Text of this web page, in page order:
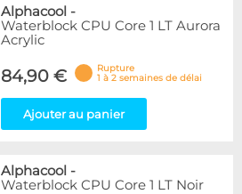
Alphacool -
Waterblock CPU Core 1 LT Aurora
Acrylic
84,90 €
Rupture
1 à 2 semaines de délai
Ajouter au panier
Alphacool -
Waterblock CPU Core 1 LT Noir